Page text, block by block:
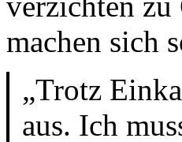
machen sich
„Trotz
aus. Ich